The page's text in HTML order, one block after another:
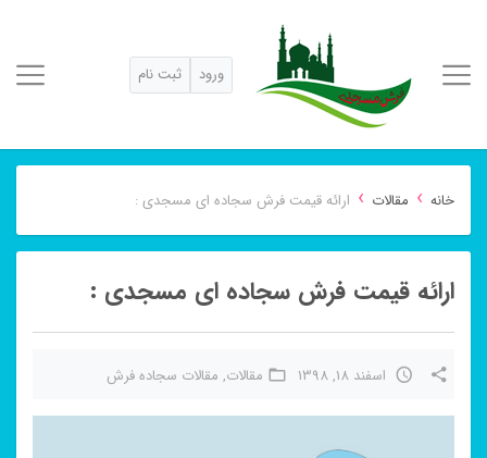
ورود ثبت نام
خانه › مقالات › ارائه قیمت فرش سجاده ای مسجدی :
ارائه قیمت فرش سجاده ای مسجدی :
اسفند 18, 1398 مقالات, مقالات سجاده فرش